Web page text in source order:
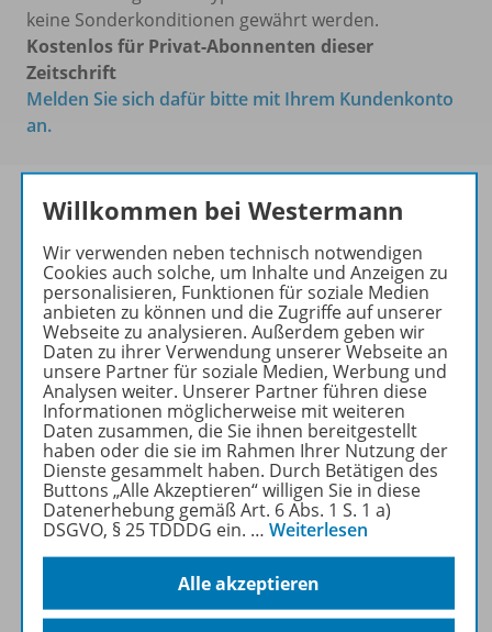
keine Sonderkonditionen gewährt werden.
Kostenlos für Privat-Abonnenten dieser
Zeitschrift
Melden Sie sich dafür bitte mit Ihrem Kundenkonto
an.
Das führende Magazin für
den wissenschaftlichen
Transfer!
Ihr Wegweiser zu den
wichtigsten Seiten der GR:
zu den Abo-Angeboten
zum Zeitschriftenkiosk
zum Online-Archiv
Mehr zur Zeitschrift
Willkommen bei Westermann
Wir verwenden neben technisch notwendigen
Cookies auch solche, um Inhalte und Anzeigen zu
personalisieren, Funktionen für soziale Medien
anbieten zu können und die Zugriffe auf unserer
Webseite zu analysieren. Außerdem geben wir
Daten zu ihrer Verwendung unserer Webseite an
unsere Partner für soziale Medien, Werbung und
Analysen weiter. Unserer Partner führen diese
Informationen möglicherweise mit weiteren
Daten zusammen, die Sie ihnen bereitgestellt
haben oder die sie im Rahmen Ihrer Nutzung der
Dienste gesammelt haben. Durch Betätigen des
Buttons „Alle Akzeptieren“ willigen Sie in diese
Datenerhebung gemäß Art. 6 Abs. 1 S. 1 a)
DSGVO, § 25 TDDDG ein. … Weiterlesen
Alle akzeptieren